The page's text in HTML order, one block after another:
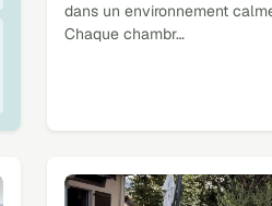
dans un environnement
Chaque chambr…